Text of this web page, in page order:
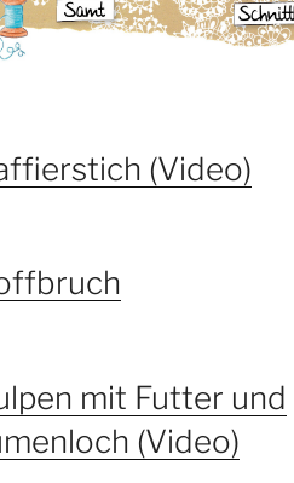
(Video)
mit Futter und
(Video)